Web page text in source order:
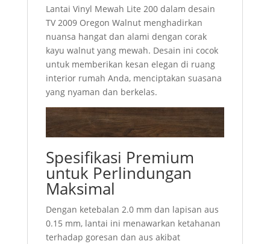
Lantai Vinyl Mewah Lite 200 dalam desain
TV 2009 Oregon Walnut menghadirkan
nuansa hangat dan alami dengan corak
kayu walnut yang mewah. Desain ini cocok
untuk memberikan kesan elegan di ruang
interior rumah Anda, menciptakan suasana
yang nyaman dan berkelas.
Spesifikasi Premium
untuk Perlindungan
Maksimal
Dengan ketebalan 2.0 mm dan lapisan aus
0.15 mm, lantai ini menawarkan ketahanan
terhadap goresan dan aus akibat